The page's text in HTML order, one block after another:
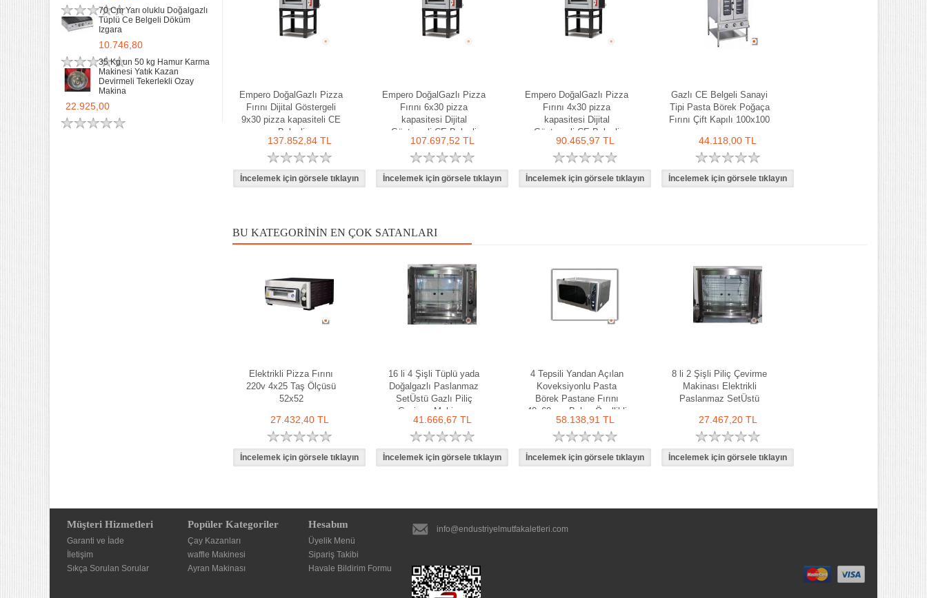
70 Cm Yarı oluklu Doğalgazlı
Tüplü Ce Belgeli Döküm
Izgara
10.746,80
35 Kg un 50 kg Hamur Karma
Makinesi Yatık Kazan
Devirmeli Tekerlekli Ozay
Makina
22.925,00
Empero DoğalGazlı Pizza
Fırını Dijital Göstergeli
9x30 pizza kapasiteli CE
Belgeli
137.852,84 TL
Empero DoğalGazlı Pizza
Fırını 6x30 pizza
kapasitesi Dijital
Göstergeli CE Belgeli
107.697,52 TL
Empero DoğalGazlı Pizza
Fırını 4x30 pizza
kapasitesi Dijital
Göstergeli CE Belgeli
90.465,97 TL
Gazlı CE Belgeli Sanayi
Tipi Pasta Börek Poğaça
Fırını Çift Kapılı 100x100
44.118,00 TL
BU KATEGORININ EN ÇOK SATANLARI
Elektrikli Pizza Fırını
220v 4x25 Taş Ölçüsü
52x52
27.432,40 TL
16 li 4 Şişli Tüplü yada
Doğalgazlı Paslanmaz
SetÜstü Gazlı Piliç
Çevirme Makinası
41.666,67 TL
4 Tepsili Yandan Açılan
Koveksiyonlu Pasta
Börek Pastane Fırını
40x60 cm Buhar Özellikli
58.138,91 TL
8 li 2 Şişli Piliç Çevirme
Makinası Elektrikli
Paslanmaz SetÜstü
27.467,20 TL
Müşteri Hizmetleri
Garanti ve İade
İletişim
Sıkça Sorulan Sorular
Popüler Kategoriler
Çay Kazanları
waffle Makinesi
Ayran Makinası
Hesabım
Üyelik Menü
Sipariş Takibi
Havale Bildirim Formu
info@endustriyelmutfakaletleri.com